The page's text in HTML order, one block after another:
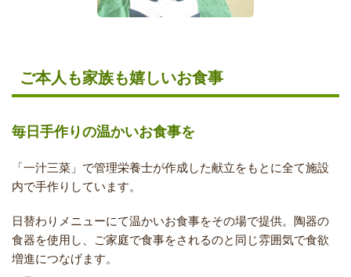
ご本人も家族も嬉しいお食事
毎日手作りの温かいお食事を
「一汁三菜」で管理栄養士が作成した献立をもとに全て施設
内で手作りしています。
日替わりメニューにて温かいお食事をその場で提供。陶器の
食器を使用し、ご家庭で食事をされるのと同じ雰囲気で食欲
増進につなげます。